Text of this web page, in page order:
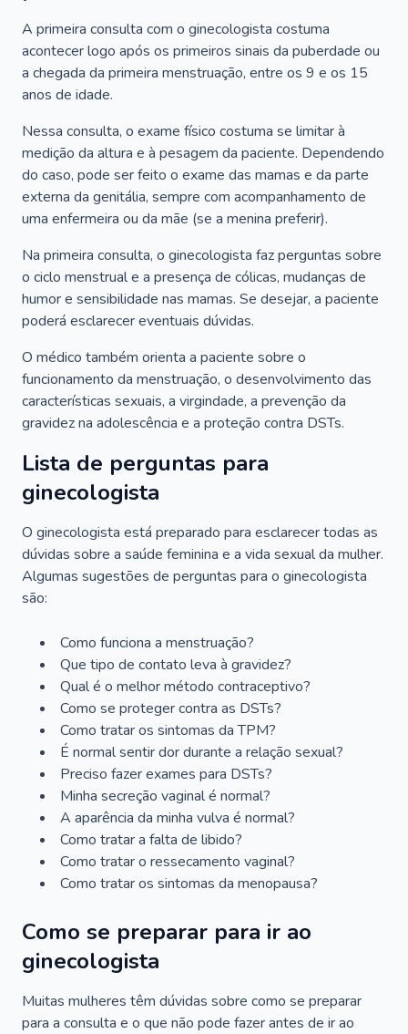
A primeira consulta com o ginecologista costuma
acontecer logo após os primeiros sinais da puberdade ou
a chegada da primeira menstruação, entre os 9 e os 15
anos de idade.
Nessa consulta, o exame físico costuma se limitar à
medição da altura e à pesagem da paciente. Dependendo
do caso, pode ser feito o exame das mamas e da parte
externa da genitália, sempre com acompanhamento de
uma enfermeira ou da mãe (se a menina preferir).
Na primeira consulta, o ginecologista faz perguntas sobre
o ciclo menstrual e a presença de cólicas, mudanças de
humor e sensibilidade nas mamas. Se desejar, a paciente
poderá esclarecer eventuais dúvidas.
O médico também orienta a paciente sobre o
funcionamento da menstruação, o desenvolvimento das
características sexuais, a virgindade, a prevenção da
gravidez na adolescência e a proteção contra DSTs.
Lista de perguntas para
ginecologista
O ginecologista está preparado para esclarecer todas as
dúvidas sobre a saúde feminina e a vida sexual da mulher.
Algumas sugestões de perguntas para o ginecologista
são:
Como funciona a menstruação?
Que tipo de contato leva à gravidez?
Qual é o melhor método contraceptivo?
Como se proteger contra as DSTs?
Como tratar os sintomas da TPM?
É normal sentir dor durante a relação sexual?
Preciso fazer exames para DSTs?
Minha secreção vaginal é normal?
A aparência da minha vulva é normal?
Como tratar a falta de libido?
Como tratar o ressecamento vaginal?
Como tratar os sintomas da menopausa?
Como se preparar para ir ao
ginecologista
Muitas mulheres têm dúvidas sobre como se preparar
para a consulta e o que não pode fazer antes de ir ao